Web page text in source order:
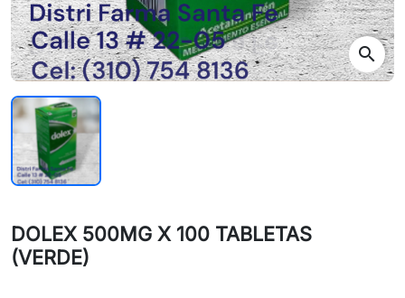
search
DOLEX 500MG X 100 TABLETAS
(VERDE)